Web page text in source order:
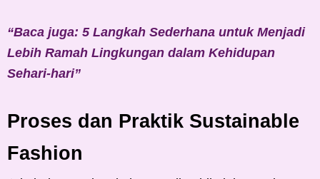
“Baca juga: 5 Langkah Sederhana untuk Menjadi
Lebih Ramah Lingkungan dalam Kehidupan
Sehari-hari”
Proses dan Praktik Sustainable
Fashion